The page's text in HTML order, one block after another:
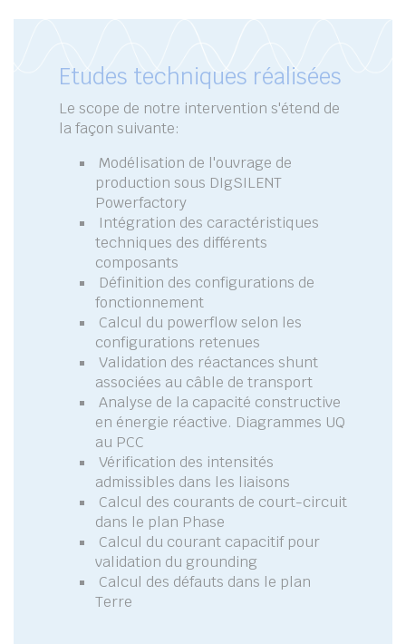
Etudes techniques réalisées
Le scope de notre intervention s'étend de
la façon suivante:
Modélisation de l'ouvrage de
production sous DIgSILENT
Powerfactory
Intégration des caractéristiques
techniques des différents
composants
Définition des configurations de
fonctionnement
Calcul du powerflow selon les
configurations retenues
Validation des réactances shunt
associées au câble de transport
Analyse de la capacité constructive
en énergie réactive. Diagrammes UQ
au PCC
Vérification des intensités
admissibles dans les liaisons
Calcul des courants de court-circuit
dans le plan Phase
Calcul du courant capacitif pour
validation du grounding
Calcul des défauts dans le plan
Terre